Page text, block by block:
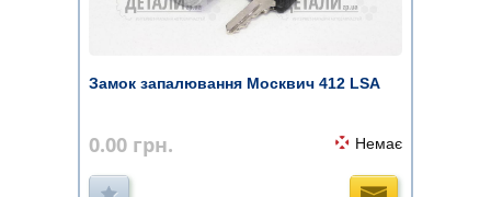
Замок запалювання Москвич 412 LSA
0.00 грн. Немає